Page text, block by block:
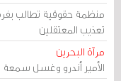
منظمة حقوقية تطالب
تعذيب المعتقلين
مرآة البحرين
الأمير أندرو وغسل سمعة